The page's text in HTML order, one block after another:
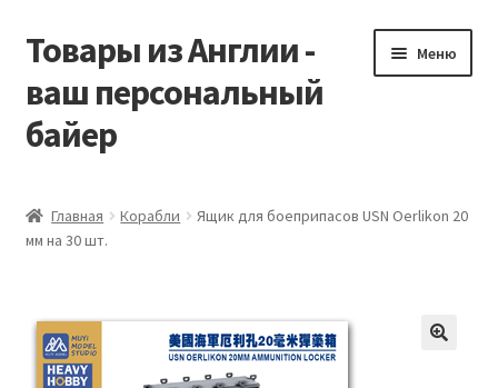
Перейти
навигации
Перейти
содержимому
Товары из Англии -
ваш персональный
байер
Меню
Виды доставки
Контакты
Главная Корабли
Ящик для боеприпасов USN Oerlikon 20
мм на 30 шт.